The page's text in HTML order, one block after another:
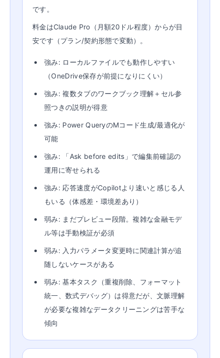
です。
料金はClaude Pro（月額20ドル程度）からが目
安です（プラン/契約形態で変動）。
強み: ローカルファイルでも動作しやすい
（OneDrive保存が前提になりにくい）
強み: 複数タブのワークブック理解＋セル参
照つきの説明が得意
強み: Power QueryのMコード生成/最適化が
可能
強み: 「Ask before edits」で編集前確認の
運用に寄せられる
強み: 応答速度がCopilotより速いと感じる人
もいる（体感差・環境差あり）
弱み: まだプレビュー段階。複雑な金融モデ
ル等は手動検証が必須
弱み: 入力パラメータ変更時に関連計算が追
随しないケースがある
弱み: 基本タスク（重複削除、フォーマット
統一、数式デバッグ）は得意だが、文脈理解
が必要な複雑なデータクリーニングは苦手な
傾向